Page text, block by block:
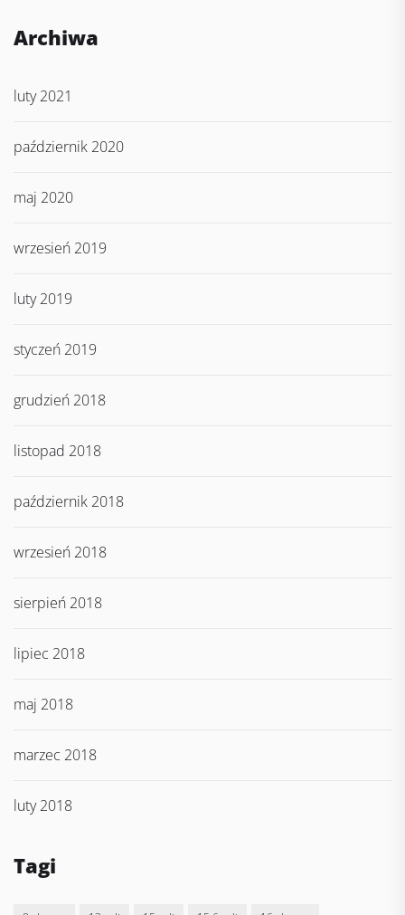
Archiwa
luty 2021
październik 2020
maj 2020
wrzesień 2019
luty 2019
styczeń 2019
grudzień 2018
listopad 2018
październik 2018
wrzesień 2018
sierpień 2018
lipiec 2018
maj 2018
marzec 2018
luty 2018
Tagi